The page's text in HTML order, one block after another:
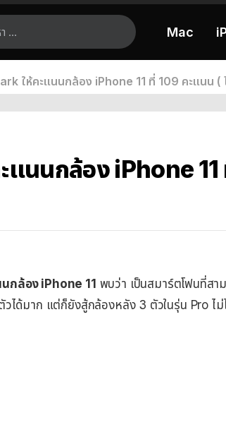
Mac
ให้คะแนนกล้อง iPhone 11 ที่ 109 คะแนน (
แนนกล้อง iPhone 11
กล้อง iPhone 11 พบว่า เป็นสมาร์ตโฟนที่สา
ได้มาก แต่ก็ยังสู้กล้องหลัง 3 ตัวในรุ่น Pro ไม่